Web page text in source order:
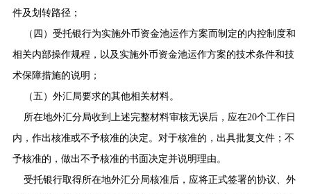
件及划转路径；
（四）受托银行为实施外币资金池运作方案而制定的内控制度和
相关内部操作规程，以及实施外币资金池运作方案的技术条件和技
术保障措施的说明；
（五）外汇局要求的其他相关材料。
所在地外汇分局收到上述完整材料审核无误后，应在20个工作日
内，作出核准或不予核准的决定。对于核准的，出具批复文件；不
予核准的，做出不予核准的书面决定并说明理由。
受托银行取得所在地外汇分局核准后，应将正式签署的协议、外